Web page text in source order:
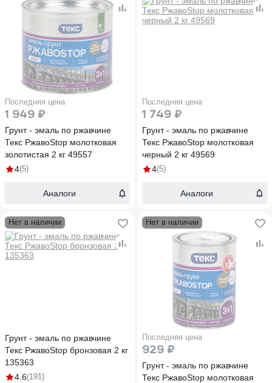
Последняя цена
1 949 ₽
Грунт - эмаль по ржавчине
Текс РжавоStop молотковая
золотистая 2 кг 49557
4(5)
Аналоги
Последняя цена
1 749 ₽
Грунт - эмаль по ржавчине
Текс РжавоStop молотковая
черный 2 кг 49569
4(5)
Аналоги
Нет в наличии
Грунт - эмаль по ржавчине
Текс РжавоStop бронзовая 2 кг
135363
4.6(191)
Нет в наличии
Последняя цена
929 ₽
Грунт - эмаль по ржавчине
Текс РжавоStop молотковая